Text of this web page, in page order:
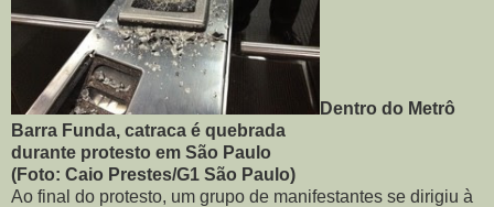
Dentro do Metrô
Barra Funda, catraca é quebrada
durante protesto em São Paulo
(Foto: Caio Prestes/G1 São Paulo)
Ao final do protesto, um grupo de manifestantes se dirigiu à